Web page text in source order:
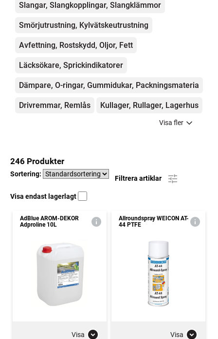
Slangar, Slangkopplingar, Slangklämmor
Smörjutrustning, Kylvätskeutrustning
Avfettning, Rostskydd, Oljor, Fett
Läcksökare, Sprickindikatorer
Dämpare, O-ringar, Gummidukar, Packningsmateria
Drivremmar, Remlås Kullager, Rullager, Lagerhus
Visa fler
246 Produkter
Sortering:
Filtrera artiklar
Visa endast lagerlagt
AdBlue AROM-DEKOR
Adproline 10L
Visa
Allroundspray WEICON AT-
44 PTFE
Visa